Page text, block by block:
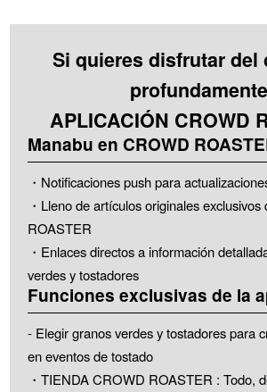
Si quieres disfrutar del
profundamente
APLICACIÓN CROWD
Manabu en CROWD
・Notificaciones push para
・Lleno de artículos originales
ROASTER
・Enlaces directos a información
verdes y tostadores
Funciones exclusivas de la
- Elegir granos verdes y tostadores para
en eventos de tostado
・TIENDA CROWD ROASTER : Todo,